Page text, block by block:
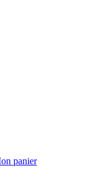
panier